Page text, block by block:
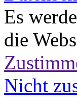
Es
die
Nicht